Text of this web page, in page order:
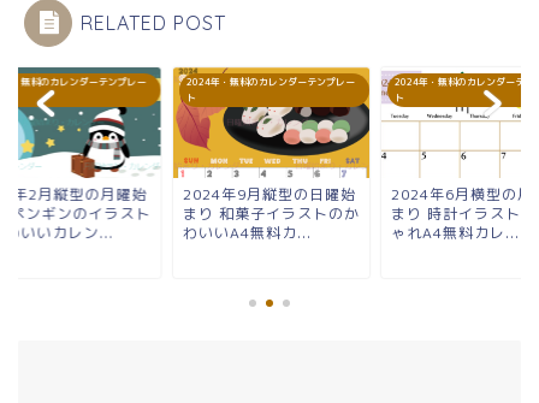
RELATED POST
・無料のカレンダーテンプレー
年2月縦型の月曜始
ペンギンのイラスト
わいいカレン...
2024年・無料のカレンダーテンプレー
ト
2024年9月縦型の日曜始
まり 和菓子イラストのか
わいいA4無料カ...
2024年・無料のカレンダーテン
ト
2024年6月横型の月
まり 時計イラスト
ゃれA4無料カレ...